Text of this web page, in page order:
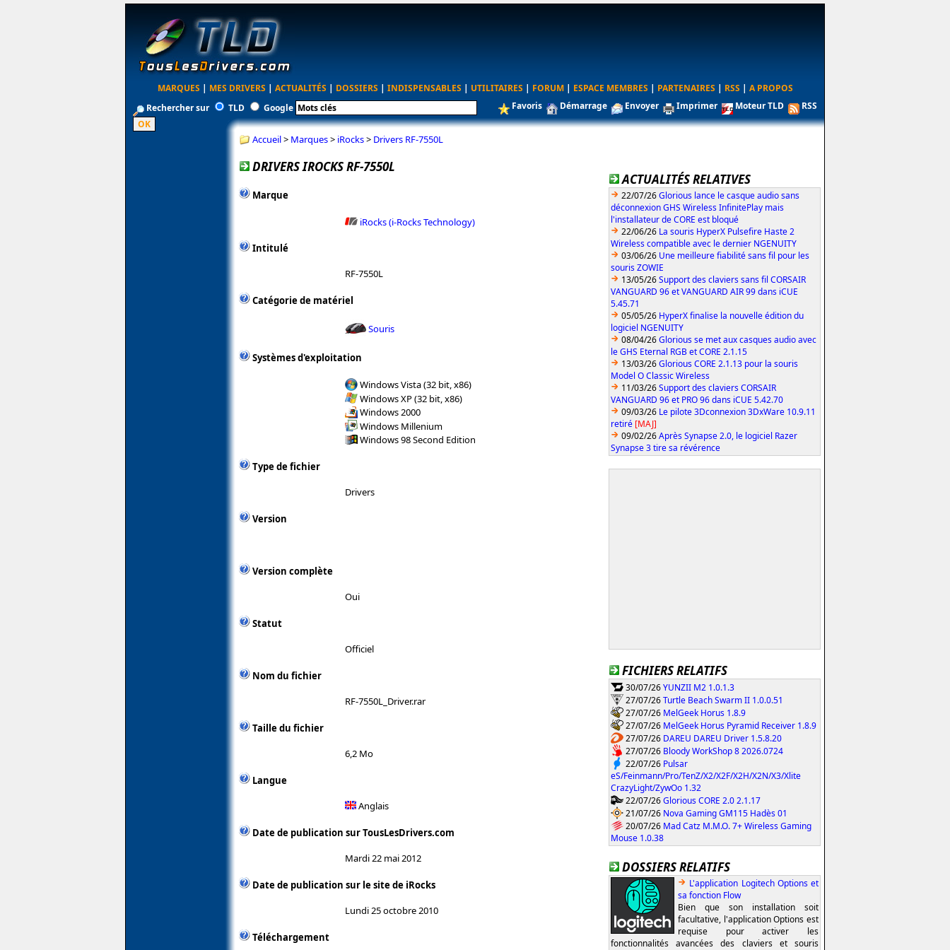
MARQUES | MES DRIVERS | ACTUALITÉS | DOSSIERS | INDISPENSABLES | UTILITAIRES | FORUM | ESPACE MEMBRES | PARTENAIRES | RSS | A PROPOS
Rechercher sur
TLD Google Favoris Démarrage Envoyer Imprimer Moteur TLD RSS
Accueil> Marques> iRocks> Drivers RF-7550L
DRIVERS IROCKS RF-7550L
Marque
iRocks (i-Rocks Technology)
Intitulé
RF-7550L
Catégorie de matériel
Souris
Systèmes d'exploitation
Windows Vista (32 bit, x86)
Windows XP (32 bit, x86)
Windows 2000
Windows Millenium
Windows 98 Second Edition
Type de fichier
Drivers
Version
Version complète
Oui
Statut
Officiel
Nom du fichier
RF-7550L_Driver.rar
Taille du fichier
6,2 Mo
Langue
Anglais
Date de publication sur TousLesDrivers.com
Mardi 22 mai 2012
Date de publication sur le site de iRocks
Lundi 25 octobre 2010
Téléchargement
ACTUALITÉS RELATIVES
22/07/26Glorious lance le casque audio sans
déconnexion GHS Wireless InfinitePlay mais
l'installateur de CORE est bloqué
22/06/26 La souris HyperX Pulsefire Haste 2
Wireless compatible avec le dernier NGENUITY
03/06/26 Une meilleure fiabilité sans fil pour les
souris ZOWIE
13/05/26Support des claviers sans fil CORSAIR
VANGUARD 96 et VANGUARD AIR 99 dans iCUE
5.45.71
05/05/26 HyperX finalise la nouvelle édition du
logiciel NGENUITY
08/04/26Glorious se met aux casques audio avec
le GHS Eternal RGB et CORE 2.1.15
13/03/26Glorious CORE 2.1.13 pour la souris
Model O Classic Wireless
11/03/26Support des claviers CORSAIR
VANGUARD 96 et PRO 96 dans iCUE 5.42.70
09/03/26 Le pilote 3Dconnexion 3DxWare 10.9.11
retiré [MAJ]
09/02/26Après Synapse 2.0, le logiciel Razer
Synapse 3 tire sa révérence
FICHIERS RELATIFS
30/07/26YUNZII M2 1.0.1.3
27/07/26Turtle Beach Swarm II 1.0.0.51
27/07/26 MelGeek Horus 1.8.9
27/07/26 MelGeek Horus Pyramid Receiver 1.8.9
27/07/26 DAREU DAREU Driver 1.5.8.20
27/07/26 Bloody WorkShop 8 2026.0724
22/07/26 Pulsar
eS/Feinmann/Pro/TenZ/X2/X2F/X2H/X2N/X3/Xlite
CrazyLight/ZywOo 1.32
22/07/26Glorious CORE 2.0 2.1.17
21/07/26 Nova Gaming GM115 Hadès 01
20/07/26 Mad Catz M.M.O. 7+ Wireless Gaming
Mouse 1.0.38
DOSSIERS RELATIFS
L'application Logitech Options et
sa fonction Flow
Bien que son installation soit
facultative, l'application Options est
requise pour activer les
fonctionnalités avancées des claviers et souris